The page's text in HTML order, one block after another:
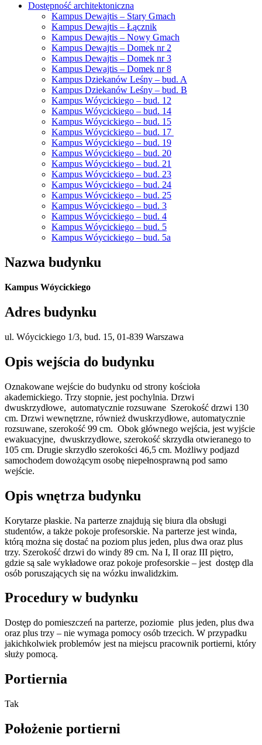
Dostępność architektoniczna
Kampus Dewajtis – Stary Gmach
Kampus Dewajtis – Łącznik
Kampus Dewajtis – Nowy Gmach
Kampus Dewajtis – Domek nr 2
Kampus Dewajtis – Domek nr 3
Kampus Dewajtis – Domek nr 8
Kampus Dziekanów Leśny – bud. A
Kampus Dziekanów Leśny – bud. B
Kampus Wóycickiego – bud. 12
Kampus Wóycickiego – bud. 14
Kampus Wóycickiego – bud. 15
Kampus Wóycickiego – bud. 17
Kampus Wóycickiego – bud. 19
Kampus Wóycickiego – bud. 20
Kampus Wóycickiego – bud. 21
Kampus Wóycickiego – bud. 23
Kampus Wóycickiego – bud. 24
Kampus Wóycickiego – bud. 25
Kampus Wóycickiego – bud. 3
Kampus Wóycickiego – bud. 4
Kampus Wóycickiego – bud. 5
Kampus Wóycickiego – bud. 5a
Nazwa budynku
Kampus Wóycickiego
Adres budynku
ul. Wóycickiego 1/3, bud. 15, 01-839 Warszawa
Opis wejścia do budynku
Oznakowane wejście do budynku od strony kościoła
akademickiego. Trzy stopnie, jest pochylnia. Drzwi
dwuskrzydłowe, automatycznie rozsuwane Szerokość drzwi 130
cm. Drzwi wewnętrzne, również dwuskrzydłowe, automatycznie
rozsuwane, szerokość 99 cm. Obok głównego wejścia, jest wyjście
ewakuacyjne, dwuskrzydłowe, szerokość skrzydła otwieranego to
105 cm. Drugie skrzydło szerokości 46,5 cm. Możliwy podjazd
samochodem dowożącym osobę niepełnosprawną pod samo
wejście.
Opis wnętrza budynku
Korytarze płaskie. Na parterze znajdują się biura dla obsługi
studentów, a także pokoje profesorskie. Na parterze jest winda,
którą można się dostać na poziom plus jeden, plus dwa oraz plus
trzy. Szerokość drzwi do windy 89 cm. Na I, II oraz III piętro,
gdzie są sale wykładowe oraz pokoje profesorskie – jest dostęp dla
osób poruszających się na wózku inwalidzkim.
Procedury w budynku
Dostęp do pomieszczeń na parterze, poziomie plus jeden, plus dwa
oraz plus trzy – nie wymaga pomocy osób trzecich. W przypadku
jakichkolwiek problemów jest na miejscu pracownik portierni, który
służy pomocą.
Portiernia
Tak
Położenie portierni